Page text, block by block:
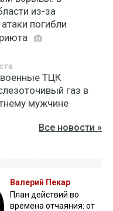
из-за
погибли
ТЦК
газ в
мужчине
Все новости »
Валерий Пекар
План действий во
времена отчаяния: от